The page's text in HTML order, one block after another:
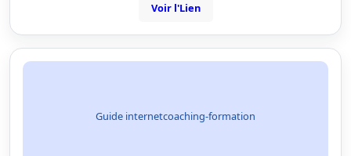
Voir l'Lien
Guide internetcoaching-formation